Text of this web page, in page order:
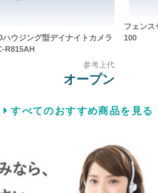
ハウジング型デイナイトカメラ
R815AH
参考上代
オープン
フェンス
100
すべてのおすすめ商品を見る